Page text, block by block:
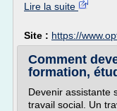
Lire la suite
Site : https://
Comment
formation,
Devenir assistante
travail social. Un